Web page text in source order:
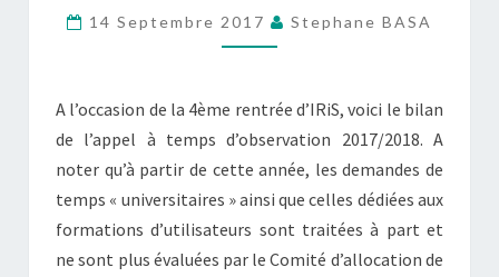
DU
DERNIER
À
PROJETS
14 Septembre 2017 Stephane BASA
A l’occasion de la 4ème rentrée d’IRiS, voici le bilan
de l’appel à temps d’observation 2017/2018. A
noter qu’à partir de cette année, les demandes de
temps « universitaires » ainsi que celles dédiées aux
formations d’utilisateurs sont traitées à part et
ne sont plus évaluées par le Comité d’allocation de